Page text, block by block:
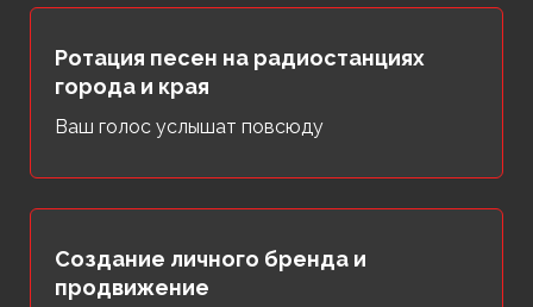
Ротация песен на радиостанциях
города и края
Ваш голос услышат повсюду
Создание личного бренда и
продвижение